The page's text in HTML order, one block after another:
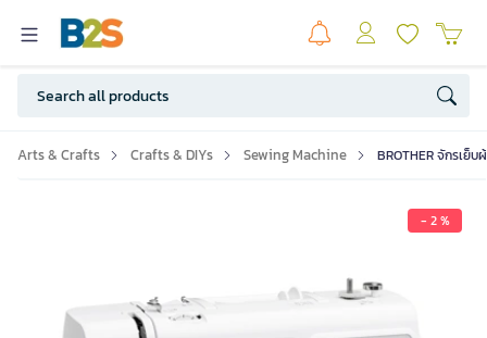
Arts & Crafts Crafts & DIYs Sewing Machine BROTHER จักรเย็
- 2 %